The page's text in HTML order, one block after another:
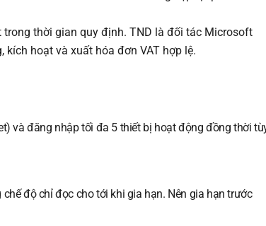
thời gian quy định. TND là đối tác Microsoft
hoạt và xuất hóa đơn VAT hợp lệ.
và đăng nhập tối đa 5 thiết bị hoạt động đồng thời
độ chỉ đọc cho tới khi gia hạn. Nên gia hạn trước